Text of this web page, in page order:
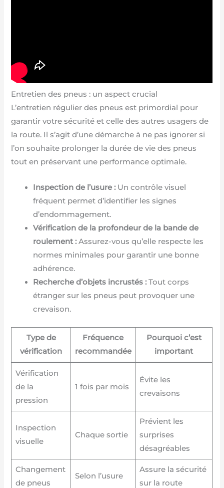
Entretien des pneus : un aspect crucial
L’entretien régulier des pneus est primordial pour
garantir votre sécurité et celle des autres usagers de
la route. Il s’agit d’une démarche à ne pas ignorer si
l’on souhaite prolonger la durée de vie des pneus
tout en préservant une performance optimale.
Inspection de l’usure :Un contrôle visuel
fréquent permet d’identifier les signes
d’endommagement.
Vérification de la profondeur de la bande de
roulement :Assurez-vous qu’elle respecte les
normes minimales pour garantir une bonne
adhérence.
Recherche d’objets incrustés :Tout corps
étranger sur les pneus peut provoquer une
crevaison.
Type de
vérification
Fréquence
recommandée
Pourquoi c’est
important
Vérification
de la
pression
1 fois par mois
Évite les
crevaisons
Inspection
visuelle
Chaque sortie
Prévient les
surprises
désagréables
Changement
de pneus
Selon l’usure
Assure la sécurité
sur la route